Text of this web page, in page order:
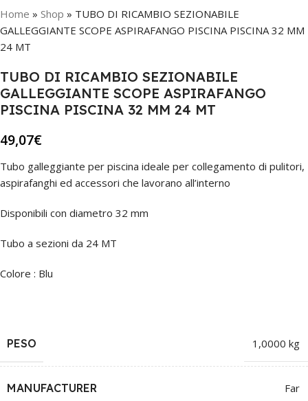
Home » Shop » TUBO DI RICAMBIO SEZIONABILE
GALLEGGIANTE SCOPE ASPIRAFANGO PISCINA PISCINA 32 MM
24 MT
TUBO DI RICAMBIO SEZIONABILE
GALLEGGIANTE SCOPE ASPIRAFANGO
PISCINA PISCINA 32 MM 24 MT
49,07€
Tubo galleggiante per piscina ideale per collegamento di pulitori,
aspirafanghi ed accessori che lavorano all’interno
Disponibili con diametro 32 mm
Tubo a sezioni da 24 MT
Colore : Blu
PESO 1,0000 kg
MANUFACTURER Far